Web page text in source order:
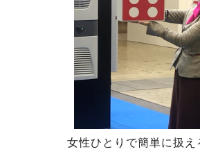
女性ひとりで簡単に扱え